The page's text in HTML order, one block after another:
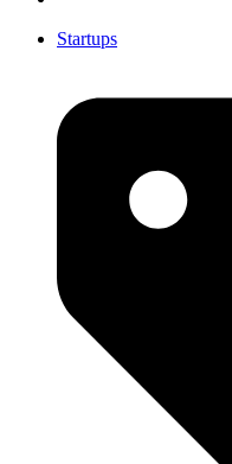
Startups